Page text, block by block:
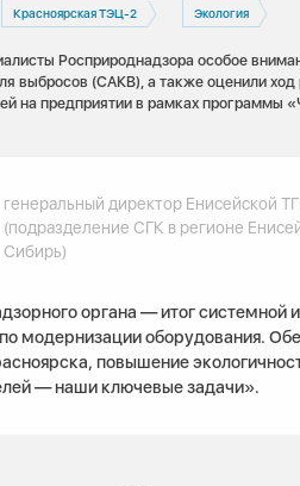
Красноярская ТЭЦ-2 Экология
Росприроднадзора особое
выбросов (САКВ), а также оценили ход
на предприятии в рамках программы
генеральный директор Енисейской
(подразделение СГК в регионе
Сибирь)
органа — итог системной и
модернизации оборудования.
повышение
— наши ключевые задачи».